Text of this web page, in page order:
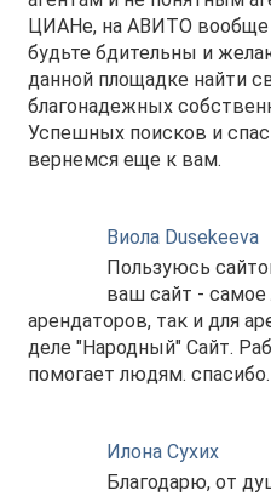
ЦИАНе, на АВИТО вообще
будьте бдительны и
данной площадке найти
благонадежных
Успешных поисков и
вернемся еще к вам.
Виола Dusekeeva
Пользуюсь
ваш сайт -
арендаторов, так и для
деле "Народный" Сайт.
помогает людям. спасибо.
Илона Сухих
Благодарю, от